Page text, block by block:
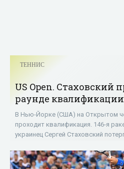
ТЕННИС
US Open. Стаховский
раунде
В Нью-Йорке (США) на Открытом
проходит квалификация. 146-я
украинец Сергей Стаховский